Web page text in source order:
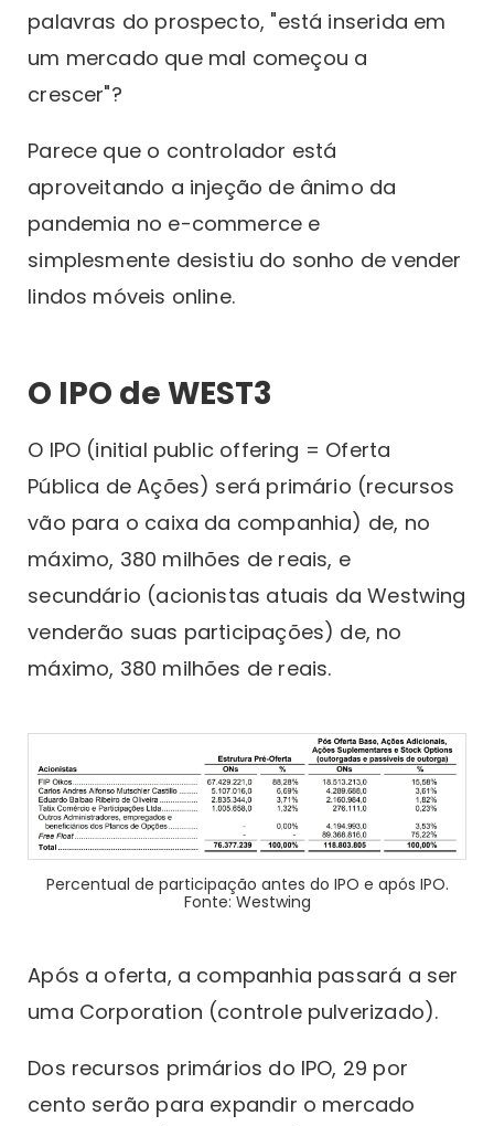
palavras do prospecto, "está inserida em
um mercado que mal começou a
crescer"?
Parece que o controlador está
aproveitando a injeção de ânimo da
pandemia no e-commerce e
simplesmente desistiu do sonho de vender
lindos móveis online.
O IPO de WEST3
O IPO (initial public offering = Oferta
Pública de Ações) será primário (recursos
vão para o caixa da companhia) de, no
máximo, 380 milhões de reais, e
secundário (acionistas atuais da Westwing
venderão suas participações) de, no
máximo, 380 milhões de reais.
Percentual de participação antes do IPO e após IPO.
Fonte: Westwing
Após a oferta, a companhia passará a ser
uma Corporation (controle pulverizado).
Dos recursos primários do IPO, 29 por
cento serão para expandir o mercado